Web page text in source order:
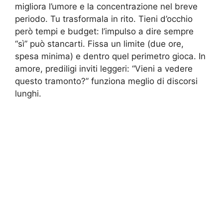
migliora l’umore e la concentrazione nel breve
periodo. Tu trasformala in rito. Tieni d’occhio
però tempi e budget: l’impulso a dire sempre
“sì” può stancarti. Fissa un limite (due ore,
spesa minima) e dentro quel perimetro gioca. In
amore, prediligi inviti leggeri: “Vieni a vedere
questo tramonto?” funziona meglio di discorsi
lunghi.